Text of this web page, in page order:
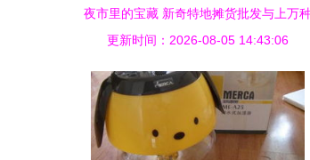
夜市里的宝藏 新奇特地摊货批发与上万
日用百货的魅力
更新时间：2026-08-05 14:43:06